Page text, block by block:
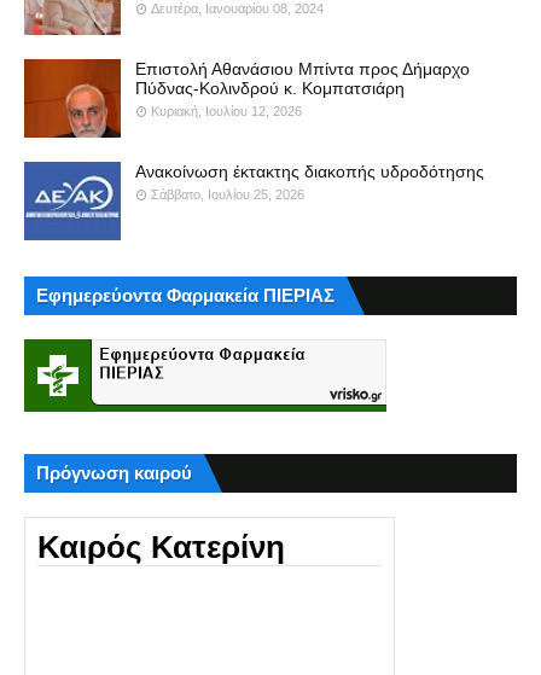
Δευτέρα, Ιανουαρίου 08, 2024
Επιστολή Αθανάσιου Μπίντα προς Δήμαρχο
Πύδνας-Κολινδρού κ. Κομπατσιάρη
Κυριακή, Ιουλίου 12, 2026
Ανακοίνωση έκτακτης διακοπής υδροδότησης
Σάββατο, Ιουλίου 25, 2026
Εφημερεύοντα Φαρμακεία ΠΙΕΡΙΑΣ
Πρόγνωση καιρού
Καιρός Κατερίνη